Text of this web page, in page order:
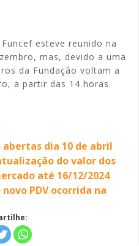
esteve reunido na
mas, devido a uma
da Fundação voltam a
a partir das 14 horas.
dia 10 de abril
do valor dos
até 16/12/2024
PDV ocorrida na